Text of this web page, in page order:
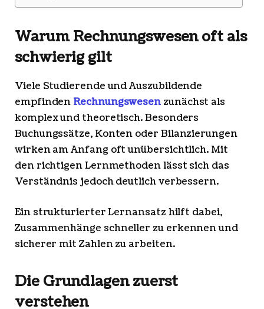
Warum Rechnungswesen oft als
schwierig gilt
Viele Studierende und Auszubildende
empfinden Rechnungswesen zunächst als
komplex und theoretisch. Besonders
Buchungssätze, Konten oder Bilanzierungen
wirken am Anfang oft unübersichtlich. Mit
den richtigen Lernmethoden lässt sich das
Verständnis jedoch deutlich verbessern.
Ein strukturierter Lernansatz hilft dabei,
Zusammenhänge schneller zu erkennen und
sicherer mit Zahlen zu arbeiten.
Die Grundlagen zuerst
verstehen